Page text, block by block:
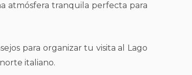
atmósfera tranquila perfecta para
para organizar tu visita al Lago
italiano.